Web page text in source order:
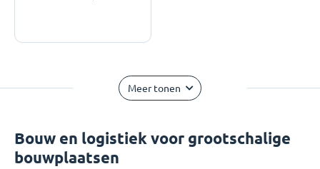
Meer tonen
Bouw en logistiek voor grootschalige
bouwplaatsen